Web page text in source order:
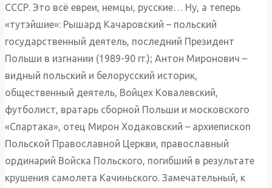
СССР. Это всё евреи, немцы, русские… Ну, а теперь
«тутэйшие»: Рышард Качаровский – польский
государственный деятель, последний Президент
Польши в изгнании (1989-90 гг.); Антон Миронович –
видный польский и белорусский историк,
общественный деятель, Войцех Ковалевский,
футболист, вратарь сборной Польши и московского
«Спартака», отец Мирон Ходаковский – архиепископ
Польской Православной Церкви, православный
ординарий Войска Польского, погибший в результате
крушения самолета Качиньского. Замечательный, к